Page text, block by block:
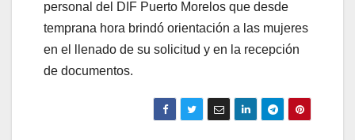
personal del DIF Puerto Morelos que desde
temprana hora brindó orientación a las mujeres
en el llenado de su solicitud y en la recepción
de documentos.